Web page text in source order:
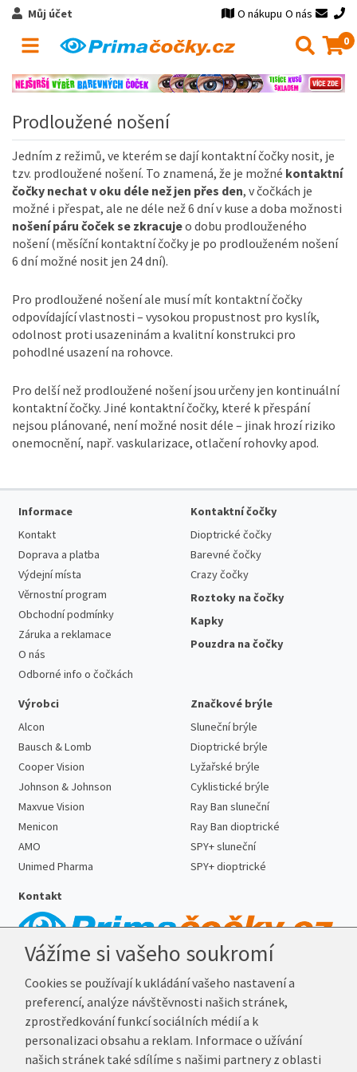
Můj účet O nákupu O nás
0
Prodloužené nošení
Jedním z režimů, ve kterém se dají kontaktní čočky nosit, je
tzv. prodloužené nošení. To znamená, že je možné kontaktní
čočky nechat v oku déle než jen přes den, v čočkách je
možné i přespat, ale ne déle než 6 dní v kuse a doba možnosti
nošení páru čoček se zkracujeo dobu prodlouženého
nošení (měsíční kontaktní čočky je po prodlouženém nošení
6 dní možné nosit jen 24 dní).
Pro prodloužené nošení ale musí mít kontaktní čočky
odpovídající vlastnosti – vysokou propustnost pro kyslík,
odolnost proti usazeninám a kvalitní konstrukci pro
pohodlné usazení na rohovce.
Pro delší než prodloužené nošení jsou určeny jen kontinuální
kontaktní čočky. Jiné kontaktní čočky, které k přespání
nejsou plánované, není možné nosit déle – jinak hrozí riziko
onemocnění, např. vaskularizace, otlačení rohovky apod.
Informace
Kontakt
Doprava a platba
Výdejní místa
Věrnostní program
Obchodní podmínky
Záruka a reklamace
O nás
Odborné info o čočkách
Kontaktní čočky
Dioptrické čočky
Barevné čočky
Crazy čočky
Roztoky na čočky
Kapky
Pouzdra na čočky
Výrobci
Alcon
Bausch & Lomb
Cooper Vision
Johnson & Johnson
Maxvue Vision
Menicon
AMO
Unimed Pharma
Značkové brýle
Sluneční brýle
Dioptrické brýle
Lyžařské brýle
Cyklistické brýle
Ray Ban sluneční
Ray Ban dioptrické
SPY+ sluneční
SPY+ dioptrické
Kontakt
E-mail:info@prima-cocky.cz
Reklamační adresa
Andrea Votavová
Revoluční 1017
Vážíme si vašeho soukromí
Cookies se používají k ukládání vašeho nastavení a
preferencí, analýze návštěvnosti našich stránek,
zprostředkování funkcí sociálních médií a k
personalizaci obsahu a reklam. Informace o užívání
našich stránek také sdílíme s našimi partnery z oblasti